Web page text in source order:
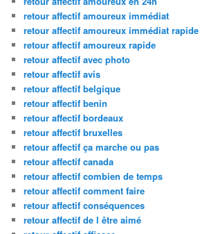
retour affectif amoureux immédiat
retour affectif amoureux immédiat rapide
retour affectif amoureux rapide
retour affectif avec photo
retour affectif avis
retour affectif belgique
retour affectif benin
retour affectif bordeaux
retour affectif bruxelles
retour affectif ça marche ou pas
retour affectif canada
retour affectif combien de temps
retour affectif comment faire
retour affectif conséquences
retour affectif de l être aimé